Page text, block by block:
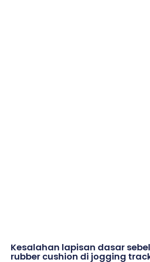
Kesalahan lapisan dasar
rubber cushion di jogging